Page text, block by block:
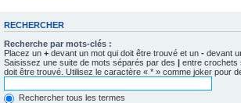
RECHERCHER
Recherche par mots-clés :
Placez un + devant un mot qui doit être trouvé et un - devant
Saisissez une suite de mots séparés par des | entre crochets
doit être trouvé. Utilisez le caractère « * » comme joker pour
Rechercher tous les termes